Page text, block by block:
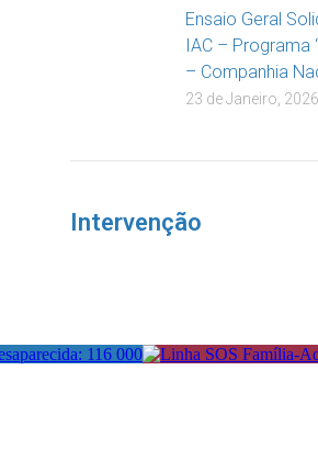
Ensaio Geral
IAC – Programa
– Companhia
23 de Janeiro, 2026
Intervenção
116 000